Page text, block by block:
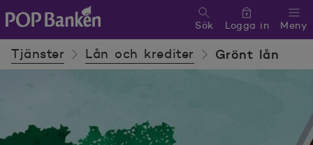
POP banken, till hemsidan
Meny
Sök Logga in
Tjänster Lån och krediter Grönt lån